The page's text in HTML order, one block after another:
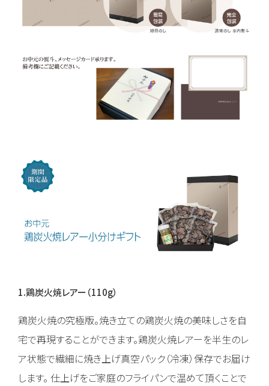
1.鶏炭火焼レアー（110g）
鶏炭火焼の究極版。焼き立ての鶏炭火焼の美味しさを自
宅で再現することができます。鶏炭火焼レアーを半生のレ
ア状態で繊細に焼き上げ真空パック（冷凍）保存でお届け
します。 仕上げをご家庭のフライパンで温めて頂くことで